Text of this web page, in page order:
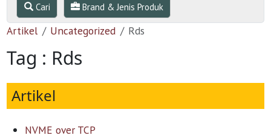
Cari Brand & Jenis Produk
Artikel Uncategorized Rds
Tag : Rds
Artikel
NVME over TCP